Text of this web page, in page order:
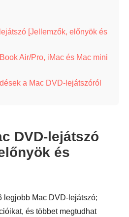
[Jellemzők, előnyök és
Air/Pro, iMac és Mac mini
a Mac DVD-lejátszóról
DVD-lejátszó
és
legjobb Mac DVD-lejátszó;
és többet megtudhat